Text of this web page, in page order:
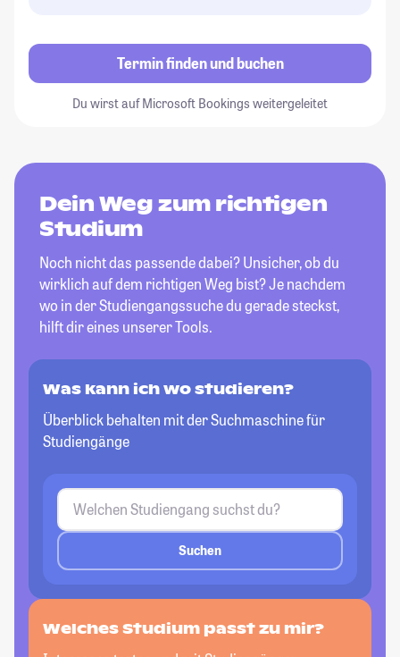
Termin finden und buchen
Du wirst auf Microsoft Bookings weitergeleitet
Dein Weg zum richtigen
Studium
Noch nicht das passende dabei? Unsicher, ob du
wirklich auf dem richtigen Weg bist? Je nachdem
wo in der Studiengangssuche du gerade steckst,
hilft dir eines unserer Tools.
Was kann ich wo studieren?
Überblick behalten mit der Suchmaschine für
Studiengänge
Suchen
Welches Studium passt zu mir?